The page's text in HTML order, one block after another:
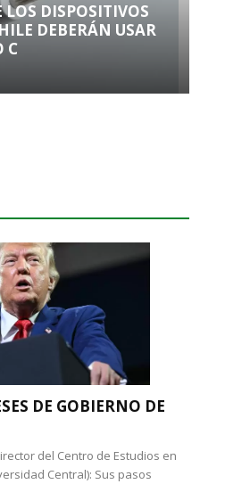
LOS DISPOSITIVOS
DEBERÁN USAR
C
DE GOBIERNO DE
del Centro de Estudios en
Central): Sus pasos